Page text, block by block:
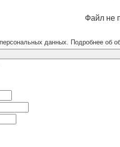
Файл не
данных. Подробнее об